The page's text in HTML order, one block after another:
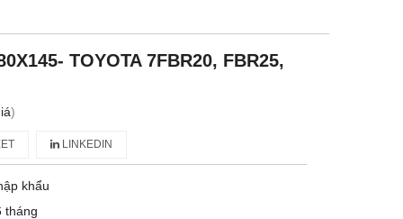
TOYOTA 7FBR20, FBR25,
)
LINKEDIN
khẩu
tháng